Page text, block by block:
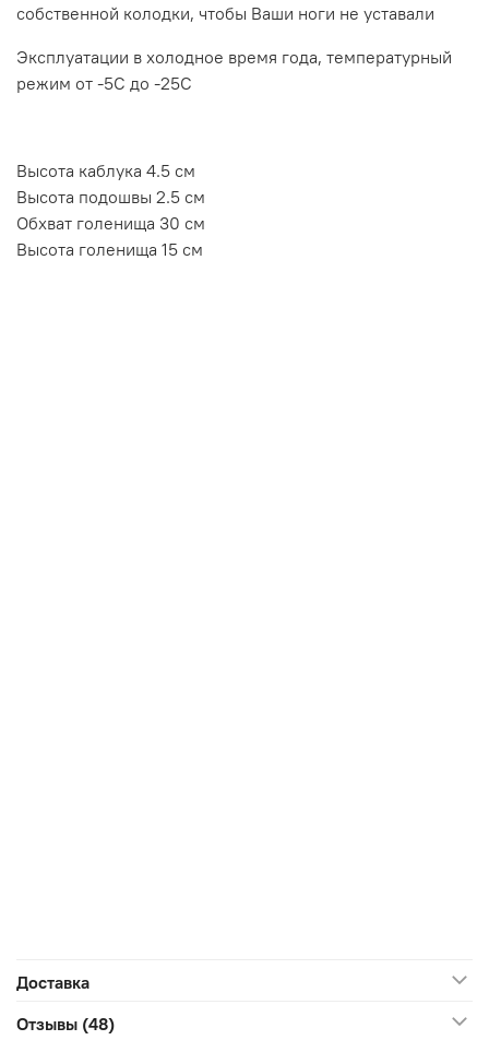
собственной колодки, чтобы Ваши ноги не уставали
Эксплуатации в холодное время года, температурный
режим от -5C до -25C
Высота каблука 4.5 см
Высота подошвы 2.5 см
Обхват голенища 30 см
Высота голенища 15 см
Доставка
Отзывы (48)